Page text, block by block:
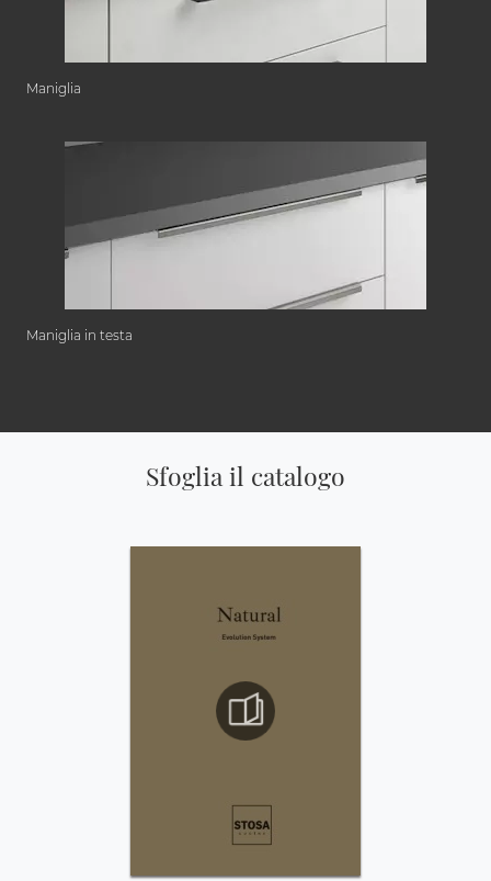
Maniglia
Maniglia in testa
Sfoglia il catalogo